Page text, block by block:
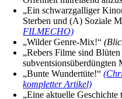
„Ein schwarzgalliger
Sterben und (A) Soziale
FILMECHO)
„Wilder Genre-Mix!“
„Rebers Filme sind Blüten
subventsionsüberdüngten
„Bunte Wundertüte!“
kompletter Artikel)
„Eine aktuelle